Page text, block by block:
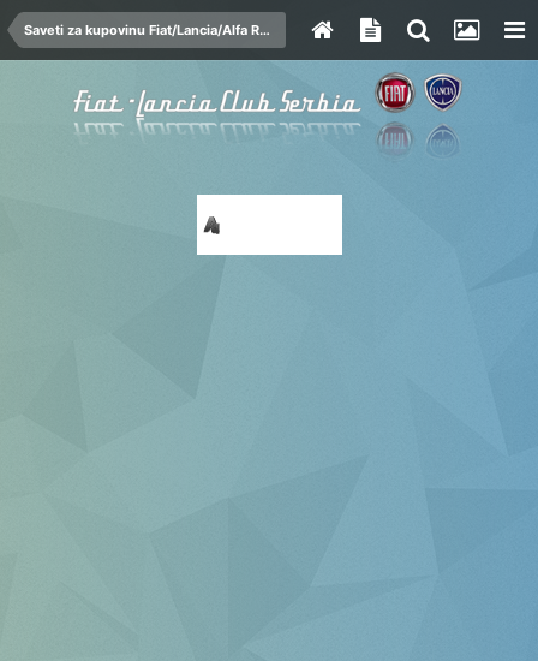
Saveti za kupovinu Fiat/Lancia/Alfa Romeo automobila